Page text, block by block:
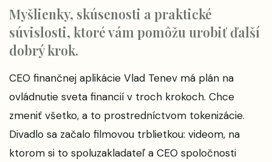
Myšlienky, skúsenosti a praktické
súvislosti, ktoré vám pomôžu urobiť ďalší
dobrý krok.
CEO finančnej aplikácie Vlad Tenev má plán na
ovládnutie sveta financií v troch krokoch. Chce
zmeniť všetko, a to prostredníctvom tokenizácie.
Divadlo sa začalo filmovou trblietkou: videom, na
ktorom si to spoluzakladateľ a CEO spoločnosti